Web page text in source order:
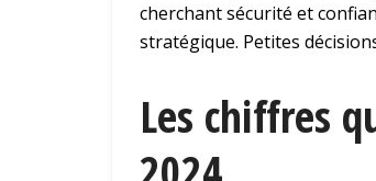
cherchant sécurité et
stratégique. Petites
Les chiffres